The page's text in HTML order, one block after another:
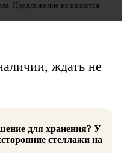
Предложение не является
ждать не
для хранения? У
стеллажи на